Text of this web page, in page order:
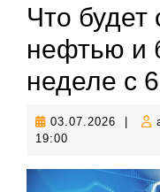
Что будет
нефтью и
неделе с
03.07.2026
19:00